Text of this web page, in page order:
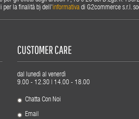
per la finalità b) dell'informativadi G2commerce s.r.l.
CUSTOMER CARE
dal lunedì al venerdì
9.00 - 12.30 | 14.00 - 18.00
Chatta Con Noi
Email